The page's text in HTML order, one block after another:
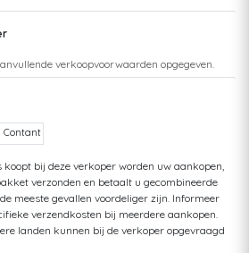
verkoopvoorwaarden opgegeven.
Contant
bij deze verkoper worden uw aankopen,
verzonden en betaalt u gecombineerde
meeste gevallen voordeliger zijn. Informeer
verzendkosten bij meerdere aankopen.
landen kunnen bij de verkoper opgevraagd